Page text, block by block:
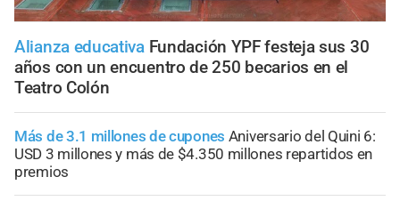
Alianza educativa Fundación YPF festeja sus 30
años con un encuentro de 250 becarios en el
Teatro Colón
Más de 3.1 millones de cupones Aniversario del Quini 6:
USD 3 millones y más de $4.350 millones repartidos en
premios